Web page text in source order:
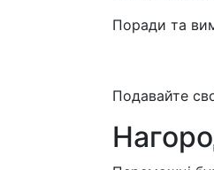
Поради та
Подавайте